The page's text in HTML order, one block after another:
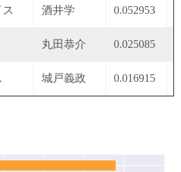
酒井学 0.052953
丸田恭介 0.025085
城戸義政 0.016915